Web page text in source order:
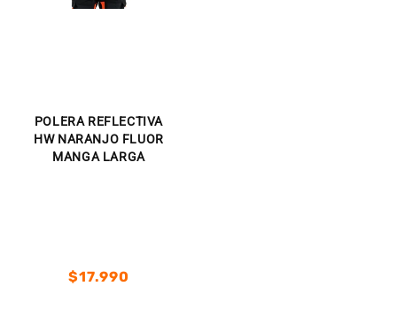
POLERA REFLECTIVA
HW NARANJO FLUOR
MANGA LARGA
Precio
$17.990